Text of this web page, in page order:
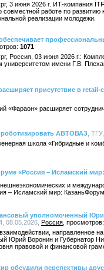
3 июня 2026 г. ИТ-компания
совместной работе по
реализации молодежи.
1071
Россия, 03 июня 2026 г.:
университетом имени Г.В.
присутствие в retail-
«Фараон» расширяет
роботизировать АВТОВАЗ ,
школа «Гибридные и
«Россия – Исламский
и
– Исламский мир:
уполномоченный
08.05.2026, Россия
направленное
Юрий Воронин и Губернатор
правовой и финансовой
обсудили перспективы